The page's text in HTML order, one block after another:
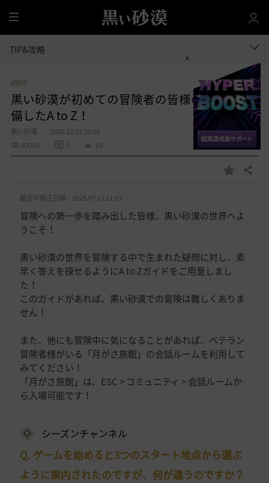
全
体
TIP&攻略
#強化
黒い砂漠が初めての冒険者の皆様のために準
備したA to Z！
黒い砂漠
2022.12.21 18:29
43263
2 19
お
入
共有する
最近の修正日時 : 2025.07.17 11:53
冒険への第一歩を踏み出した皆様、黒い砂漠の世界へよ
うこそ！
黒い砂漠の世界を冒険する中で生まれた疑問に対し、素
早く答えを探せるようにA to Zガイドをご用意しまし
た！
このガイドがあれば、黒い砂漠での冒険は難しくありま
せん！
また、他にも冒険中に気になることがあれば、ベテラン
冒険者様がいる「月がさ旅館」の会話ルームを利用して
みてください！
「月がさ旅館」は、ESC > コミュニティ > 会話ルームか
ら入場可能です！
シーズンチャンネル
Q. ゲームを始めると3つのスタート地点から選ぶ
ように案内されたのですが、何が違うのですか？